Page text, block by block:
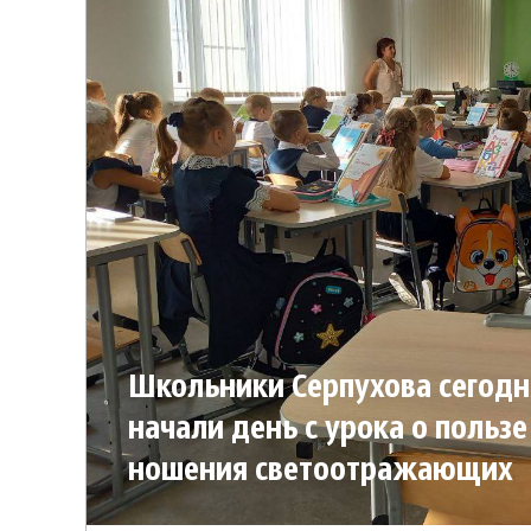
Школьники Серпухова
начали день с урока о пользе
ношения светоотражающих
аксессуаров